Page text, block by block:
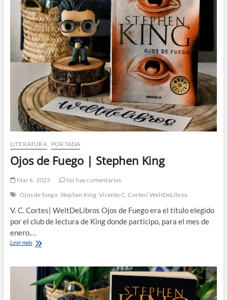
LITERATURA PORTADA
Ojos de Fuego | Stephen King
Mar 6, 2023
No hay comentarios
Ojos de fuego Stephen King Vicente C. Cortes| WeltDeLibros
V. C. Cortes| WeltDeLibros Ojos de Fuego era el título elegido
por el club de lectura de King donde participo, para el mes de
enero.…
Leer másOjos
Stephen
King